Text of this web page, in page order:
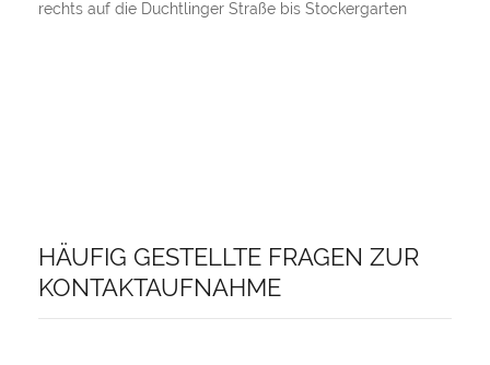
rechts auf die Duchtlinger Straße bis Stockergarten
HÄUFIG GESTELLTE FRAGEN ZUR
KONTAKTAUFNAHME